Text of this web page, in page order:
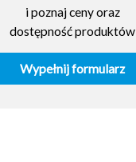
i poznaj ceny oraz
dostępność produktów
Wypełnij formularz